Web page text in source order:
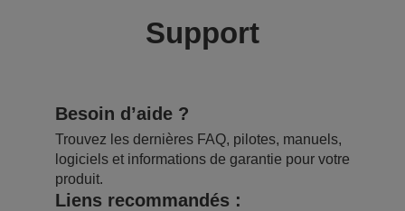
Support
Besoin d’aide ?
Trouvez les dernières FAQ, pilotes, manuels,
logiciels et informations de garantie pour votre
produit.
Liens recommandés :